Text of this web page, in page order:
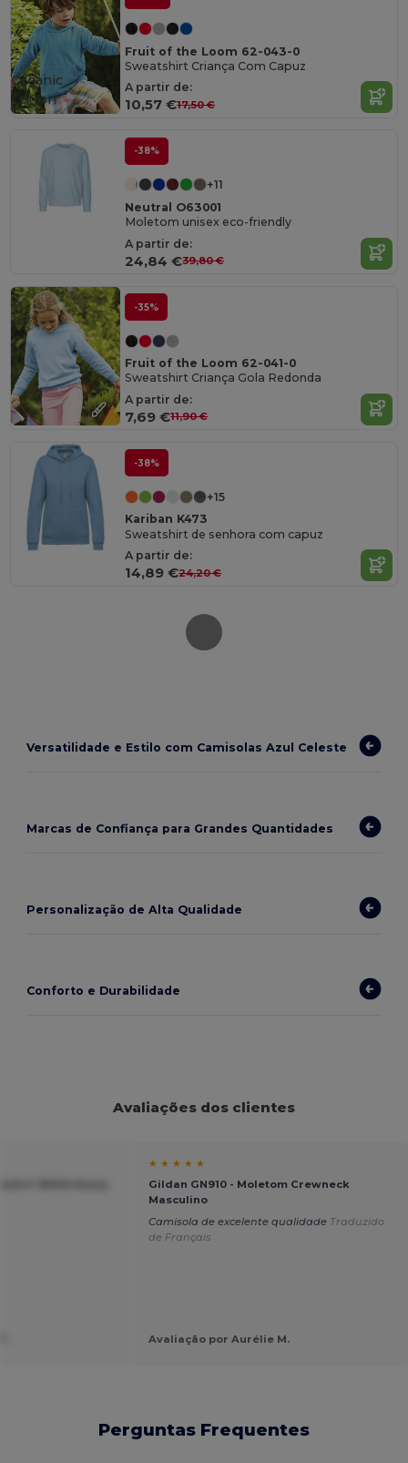
Fruit of the Loom 62-043-0
Sweatshirt Criança Com Capuz
A partir de:
10,57 €17,50 €
Organic
Cotton
-38%
+11
Neutral O63001
Moletom unisex eco-friendly
A partir de:
24,84 €39,80 €
-35%
Fruit of the Loom 62-041-0
Sweatshirt Criança Gola Redonda
A partir de:
7,69 €11,90 €
-38%
+15
Kariban K473
Sweatshirt de senhora com capuz
A partir de:
14,89 €24,20 €
Versatilidade e Estilo com Camisolas Azul Celeste
Marcas de Confiança para Grandes Quantidades
Personalização de Alta Qualidade
Conforto e Durabilidade
Avaliações dos clientes
★ ★ ★ ★ ★
Gildan GN910 - Moletom Crewneck
Masculino
Camisola de excelente qualidade Traduzido
de Français
Avaliação por Aurélie M.
Perguntas Frequentes